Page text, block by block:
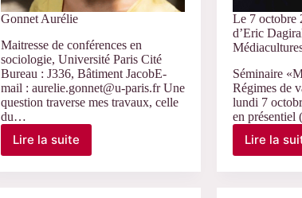
Gonnet Aurélie
Maitresse de conférences en
sociologie, Université Paris Cité
Bureau : J336, Bâtiment JacobE-
mail : aurelie.gonnet@u-paris.fr Une
question traverse mes travaux, celle
du…
Lire la suite
Gonnet
Aurélie
Le 7 octobre
d’Eric
Séminaire
Régimes de
lundi 7
en
Lire laLe
7